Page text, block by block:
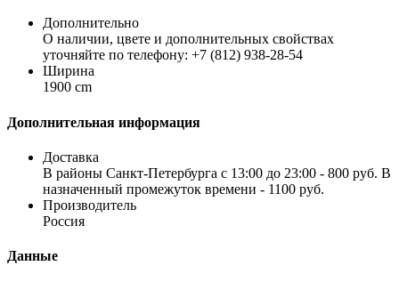
Дополнительно
О наличии, цвете и дополнительных свойствах
уточняйте по телефону: +7 (812) 938-28-54
Ширина
1900 cm
Дополнительная информация
Доставка
В районы Санкт-Петербурга с 13:00 до 23:00 - 800 руб. В
назначенный промежуток времени - 1100 руб.
Производитель
Россия
Данные